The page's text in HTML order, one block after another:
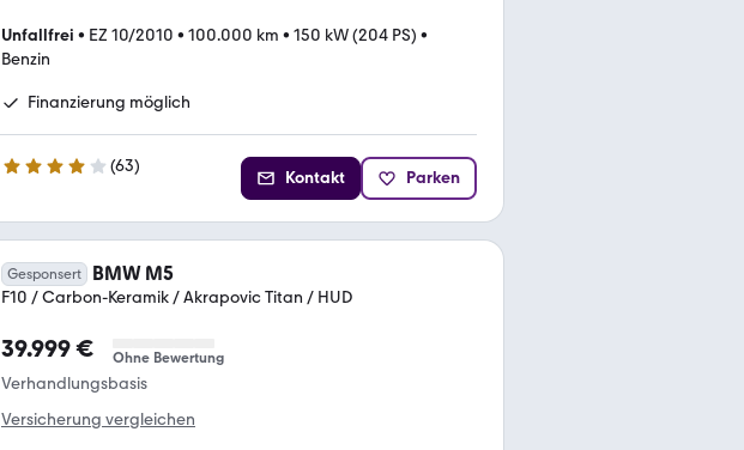
Unfallfrei • EZ 10/2010 • 100.000 km • 150 kW (204 PS) •
Benzin
Finanzierung möglich
4.1 Sterne (63)
Kontakt Parken
Gesponsert BMW M5
F10 / Carbon-Keramik / Akrapovic Titan / HUD
39.999 € Ohne Bewertung
Verhandlungsbasis
Versicherung vergleichen